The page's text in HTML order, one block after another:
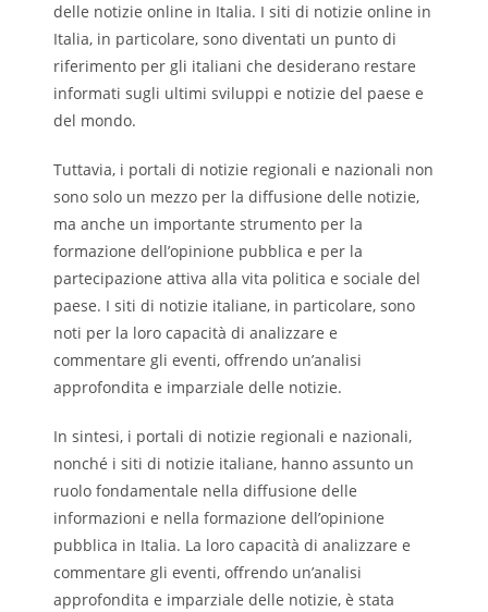
delle notizie online in Italia. I siti di notizie online in
Italia, in particolare, sono diventati un punto di
riferimento per gli italiani che desiderano restare
informati sugli ultimi sviluppi e notizie del paese e
del mondo.
Tuttavia, i portali di notizie regionali e nazionali non
sono solo un mezzo per la diffusione delle notizie,
ma anche un importante strumento per la
formazione dell’opinione pubblica e per la
partecipazione attiva alla vita politica e sociale del
paese. I siti di notizie italiane, in particolare, sono
noti per la loro capacità di analizzare e
commentare gli eventi, offrendo un’analisi
approfondita e imparziale delle notizie.
In sintesi, i portali di notizie regionali e nazionali,
nonché i siti di notizie italiane, hanno assunto un
ruolo fondamentale nella diffusione delle
informazioni e nella formazione dell’opinione
pubblica in Italia. La loro capacità di analizzare e
commentare gli eventi, offrendo un’analisi
approfondita e imparziale delle notizie, è stata